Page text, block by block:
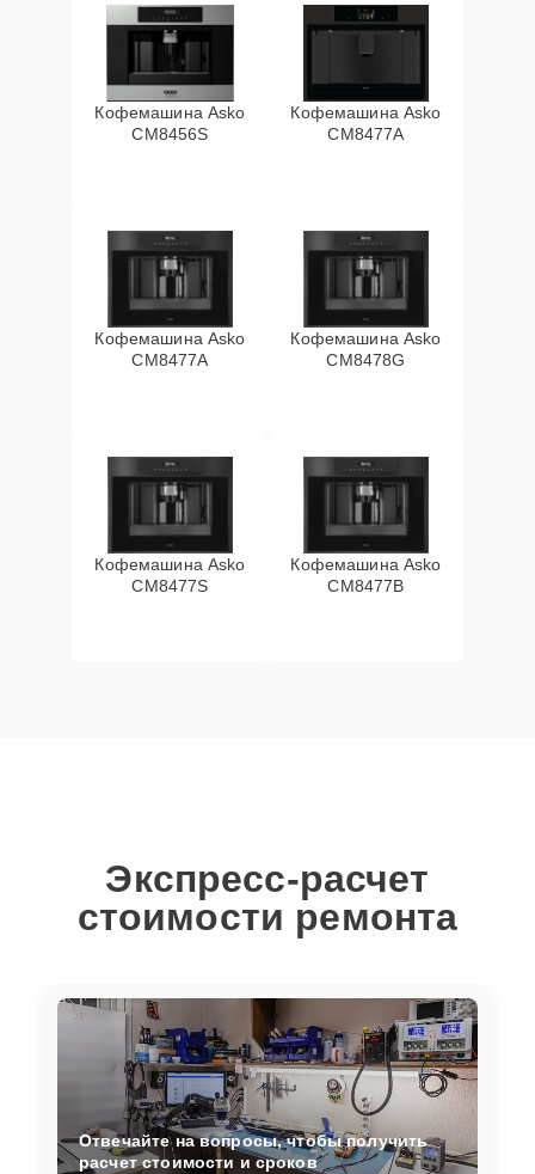
Кофемашина Asko
CM8456S
Кофемашина Asko
CM8477A
Кофемашина Asko
СМ8477А
Кофемашина Asko
CM8478G
Кофемашина Asko
CM8477S
Кофемашина Asko
CM8477B
Экспресс-расчет
стоимости ремонта
Отвечайте на вопросы, чтобы получить
расчет стоимости и сроков